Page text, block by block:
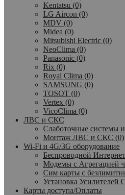
Kentatsu (0)
LG Aircon (0)
MDV (0)
Midea (0)
Mitsubishi Electric (0)
NeoClima (0)
Panasonic (0)
Rix (0)
Royal Clima (0)
SAMSUNG (0)
TOSOT (0)
Vertex (0)
VicoClima (0)
ЛВС и СКС
Слаботочные системы
Монтаж ЛВС и СКС (0)
Wi-Fi и 4G/3G оборудование
Беспроводной
Модемы с Агрегацией
Сим карты с
Установка Усилителей
Карты доступа/Оплаты